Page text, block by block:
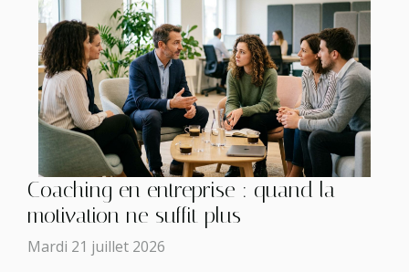
Coaching en entreprise : quand la
motivation ne suffit plus
Mardi 21 juillet 2026